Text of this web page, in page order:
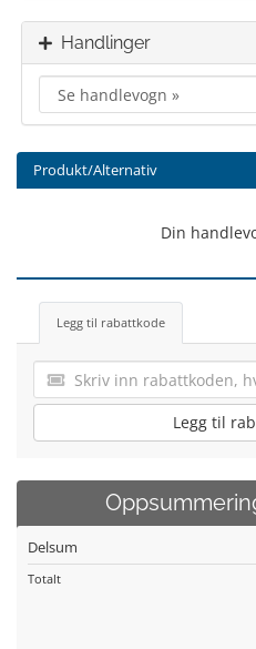
Handlinger
Produkt/Alternativ
Din
Legg til rabattkode
Legg til
Delsum
Totalt